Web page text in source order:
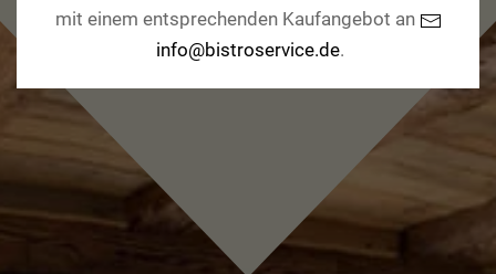
mit einem entsprechenden Kaufangebot an
info@bistroservice.de.